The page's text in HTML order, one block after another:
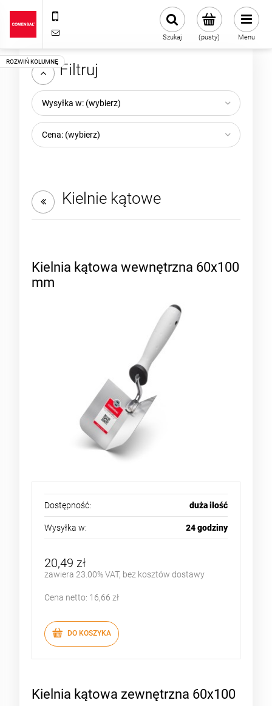
(pusty)
Szukaj Menu
Filtruj
Wysyłka w: (wybierz)
Cena: (wybierz)
Kielnie kątowe
Kielnia kątowa wewnętrzna 60x100
mm
Dostępność: duża ilość
Wysyłka w: 24 godziny
20,49 zł
zawiera 23.00% VAT, bez kosztów dostawy
Cena netto: 16,66 zł
DO KOSZYKA
Kielnia kątowa zewnętrzna 60x100